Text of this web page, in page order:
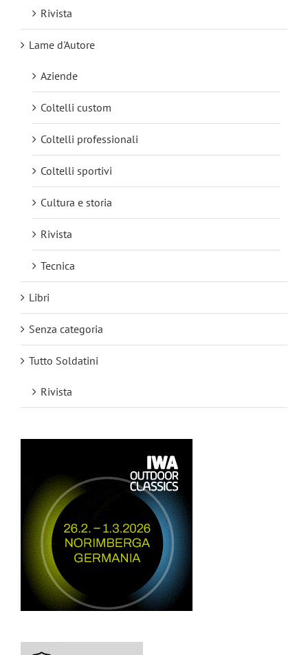
Rivista
Lame d'Autore
Aziende
Coltelli custom
Coltelli professionali
Coltelli sportivi
Cultura e storia
Rivista
Tecnica
Libri
Senza categoria
Tutto Soldatini
Rivista